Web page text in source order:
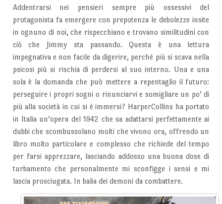
Addentrarsi nei pensieri sempre più ossessivi del
protagonista fa emergere con prepotenza le debolezze insite
in ognuno di noi, che rispecchiano e trovano similitudini con
ciò che Jimmy sta passando. Questa è una lettura
impegnativa e non facile da digerire, perché più si scava nella
psicosi più si rischia di perdersi al suo interno. Una e una
sola è la domanda che può mettere a repentaglio il futuro:
perseguire i propri sogni o rinunciarvi e somigliare un po’ di
più alla società in cui si è immersi? HarperCollins ha portato
in Italia un’opera del 1942 che sa adattarsi perfettamente ai
dubbi che scombussolano molti che vivono ora, offrendo un
libro molto particolare e complesso che richiede del tempo
per farsi apprezzare, lasciando addosso una buona dose di
turbamento che personalmente mi sconfigge i sensi e mi
lascia prosciugata. In balia dei demoni da combattere.